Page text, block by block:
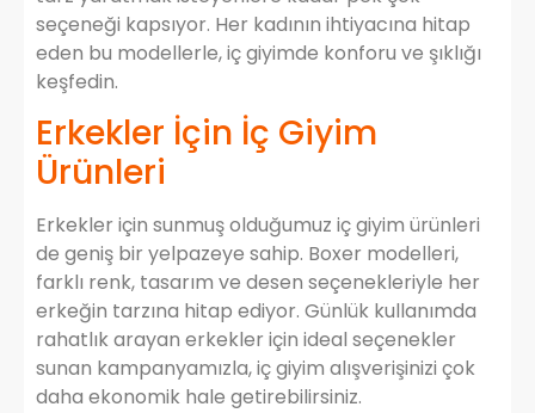
seçeneği kapsıyor. Her kadının ihtiyacına hitap
eden bu modellerle, iç giyimde konforu ve şıklığı
keşfedin.
Erkekler İçin İç Giyim
Ürünleri
Erkekler için sunmuş olduğumuz iç giyim ürünleri
de geniş bir yelpazeye sahip. Boxer modelleri,
farklı renk, tasarım ve desen seçenekleriyle her
erkeğin tarzına hitap ediyor. Günlük kullanımda
rahatlık arayan erkekler için ideal seçenekler
sunan kampanyamızla, iç giyim alışverişinizi çok
daha ekonomik hale getirebilirsiniz.